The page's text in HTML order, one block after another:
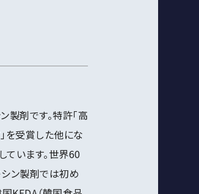
剤です。特許「高
を受賞した他にな
います。世界60
ン製剤では初め